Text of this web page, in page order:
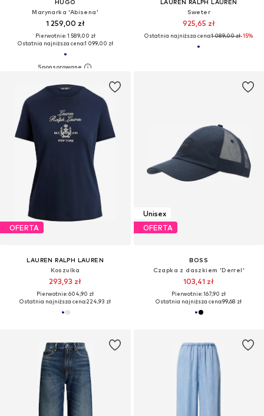
HUGO
Marynarka 'Abisena'
1 259,00 zł
Pierwotnie: 1 589,00 zł
Ostatnia najniższa cena:1 099,00 zł
LAUREN RALPH LAUREN
Sweter
925,65 zł
Ostatnia najniższa cena:1 089,00 zł-15%
OFERTA
LAUREN RALPH LAUREN
Koszulka
293,93 zł
Pierwotnie: 604,90 zł
Ostatnia najniższa cena:224,93 zł
Unisex
OFERTA
BOSS
Czapka z daszkiem 'Derrel'
103,41 zł
Pierwotnie: 167,90 zł
Ostatnia najniższa cena:99,68 zł